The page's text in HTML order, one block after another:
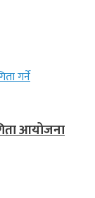
आयोजना